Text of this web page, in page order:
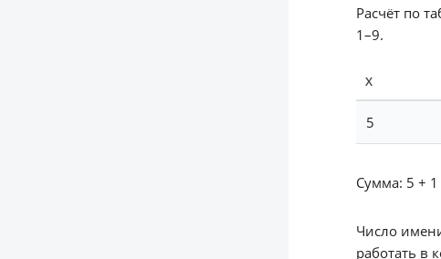
Расчёт по
1–9.
Х
5
Сумма: 5 + 1
Число
работать в